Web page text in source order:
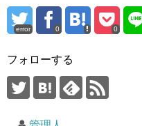
error 0 0
フォローする